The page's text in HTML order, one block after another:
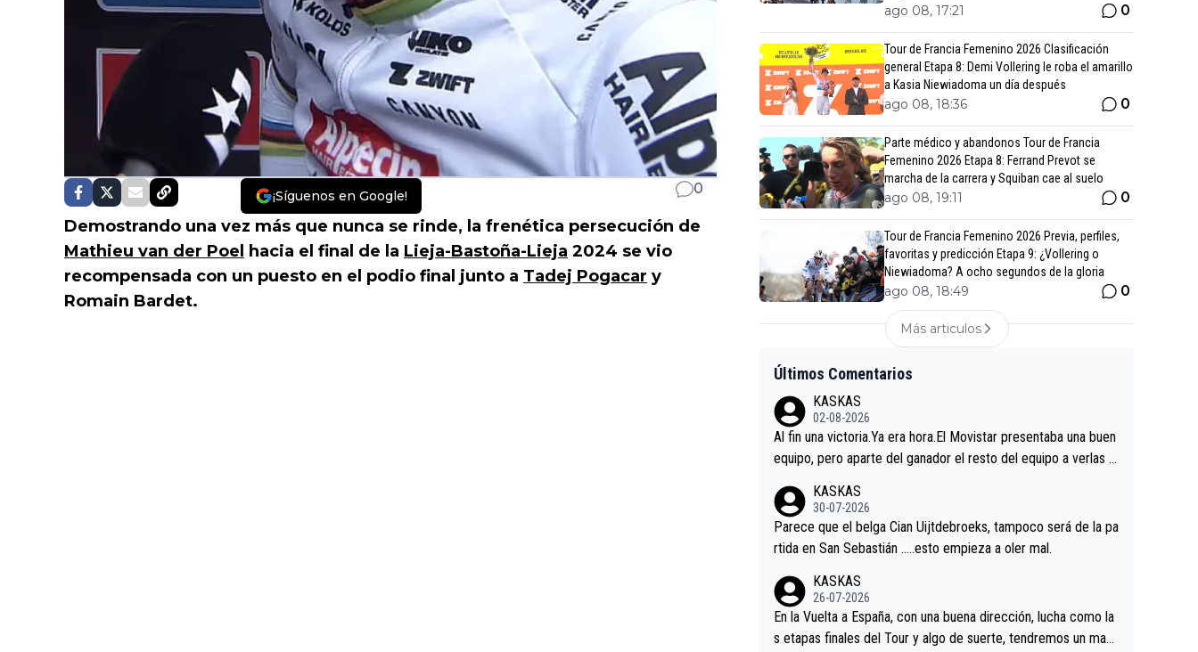
¡Síguenos en Google! 0
Demostrando una vez más que nunca se rinde, la frenética persecución de
Mathieu van der Poel hacia el final de la Lieja-Bastoña-Lieja 2024 se vio
recompensada con un puesto en el podio final junto a Tadej Pogacar y
Romain Bardet.
ago 08, 17:21 0
Tour de Francia Femenino 2026 Clasificación
general Etapa 8: Demi Vollering le roba el amarillo
a Kasia Niewiadoma un día después
ago 08, 18:36 0
Parte médico y abandonos Tour de Francia
Femenino 2026 Etapa 8: Ferrand Prevot se
marcha de la carrera y Squiban cae al suelo
ago 08, 19:11 0
Tour de Francia Femenino 2026 Previa, perfiles,
favoritas y predicción Etapa 9: ¿Vollering o
Niewiadoma? A ocho segundos de la gloria
ago 08, 18:49 0
Más articulos
Últimos Comentarios
KASKAS
02-08-2026
Al fin una victoria.Ya era hora.El Movistar presentaba una buen
equipo, pero aparte del ganador el resto del equipo a verlas v
es.La única buena noticia es la mejoría de Enric Más en San S
ebastian.Si en la Vuelta a Burgos sigue la mejoría, podríamos t
ener alguna sorpresa en la Vuelta.Ojalá.
KASKAS
30-07-2026
Parece que el belga Cian Uijtdebroeks, tampoco será de la pa
rtida en San Sebastián …..esto empieza a oler mal.
KASKAS
26-07-2026
En la Vuelta a España, con una buena dirección, lucha como la
s etapas finales del Tour y algo de suerte, tendremos un magn